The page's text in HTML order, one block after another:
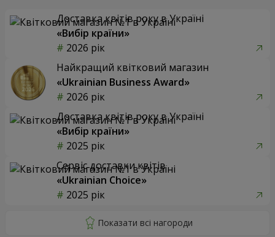
Доставка квітів року в Україні
«Вибір країни»
2026 рік
Найкращий квітковий магазин
«Ukrainian Business Award»
2026 рік
Доставка квітів року в Україні
«Вибір країни»
2025 рік
Сервіс доставки квітів
«Ukrainian Choice»
2025 рік